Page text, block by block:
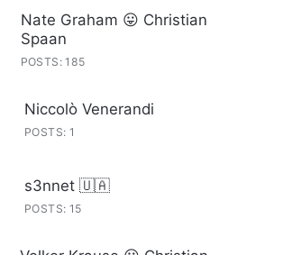
Nate Graham 😛 Christian
Spaan
POSTS: 185
Niccolò Venerandi
POSTS: 1
s3nnet 🇺🇦
POSTS: 15